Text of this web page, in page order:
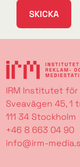
SKICKA
IRM Institutet
Sveavägen 45, 1
111 34 Stockholm
+46 8 663 04 90
info@irm-